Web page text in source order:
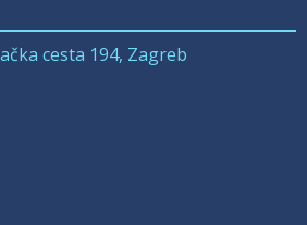
cesta 194, Zagreb